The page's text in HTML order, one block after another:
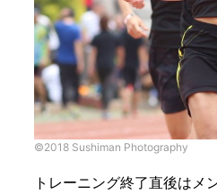
©︎2018 Sushiman Photography
トレーニング終了直後はメ